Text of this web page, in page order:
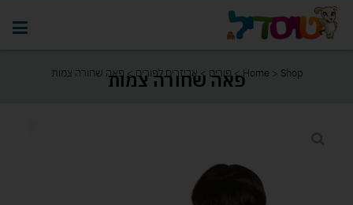
Home > Shop
>פורים >אביזרים לפורים> פאה שחורה צמותפאה שחורה צמות